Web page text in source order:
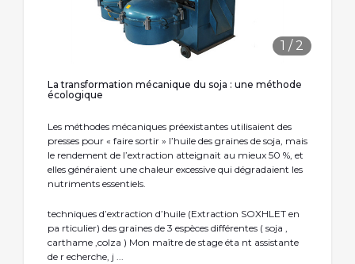
1 / 2
La transformation mécanique du soja : une méthode
écologique
Les méthodes mécaniques préexistantes utilisaient des
presses pour « faire sortir » l’huile des graines de soja, mais
le rendement de l’extraction atteignait au mieux 50 %, et
elles généraient une chaleur excessive qui dégradaient les
nutriments essentiels.
techniques d’extraction d’huile (Extraction SOXHLET en
pa rticulier) des graines de 3 espèces différentes ( soja ,
carthame ,colza ) Mon maître de stage éta nt assistante
de r echerche, j ...